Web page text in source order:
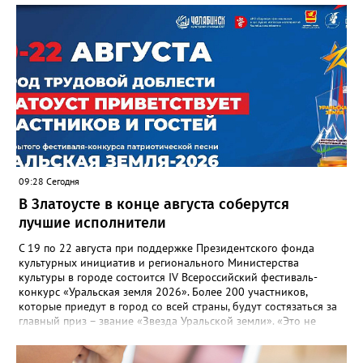
отметили и недочёты. «Например, управляющие компании
несвоевременно приняли меры для предотвращения
“перемерзания” общей домовой тепловой сети
многоквартирного дома, отсутствовало взаимодействие с
ресурсоснабжающей организацией, ЕДДС и иными службами»,
— сообщила начальник Главного управления ГЖИ Ирина
Настенко. В следующий раз, рекомендовали в
Госжилинспекции, службы должны действовать слаженно. И
оперативно делиться информацией со всеми
заинтересованными – от поставщика тепла до конечных
потребителей.
09:28 Сегодня
В Златоусте в конце августа соберутся
лучшие исполнители
С 19 по 22 августа при поддержке Президентского фонда
культурных инициатив и регионального Министерства
культуры в городе состоится IV Всероссийский фестиваль-
конкурс «Уральская земля 2026». Более 200 участников,
которые приедут в город со всей страны, будут состязаться за
главный приз – звание «Звезда Уральской земли». «Это не
прослушивания участников, мастер-классы от ведущих